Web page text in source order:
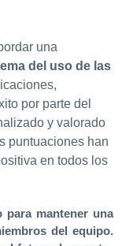
una
del uso de las
por parte del
y valorado
puntuaciones han
en todos los
para mantener una
del equipo.